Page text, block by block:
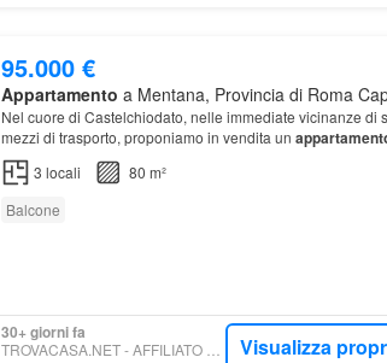
95.000 €
Appartamento a Mentana, Provincia di Roma
Nel cuore di Castelchiodato, nelle immediate vicinanze di
mezzi di trasporto, proponiamo in vendita un
ristrutturare ma rappresenta un'ottima opportunità pe…
3 locali
80 m²
Balcone
30+ giorni fa
Visualizza